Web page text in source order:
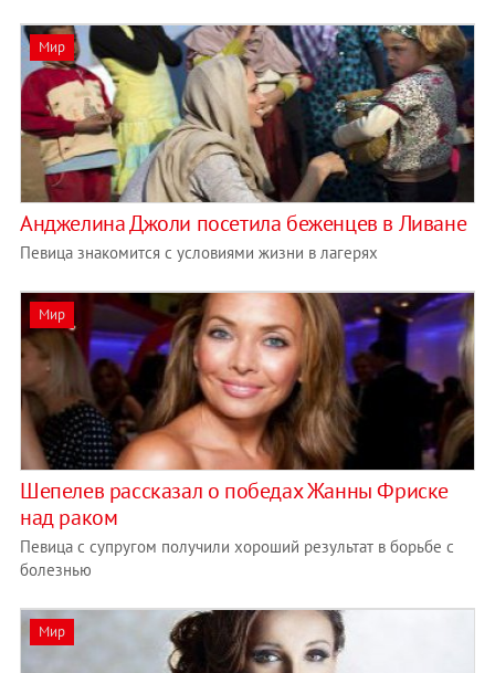
Мир
Анджелина Джоли посетила беженцев в Ливане
Певица знакомится с условиями жизни в лагерях
Мир
Шепелев рассказал о победах Жанны Фриске
над раком
Певица с супругом получили хороший результат в борьбе с
болезнью
Мир